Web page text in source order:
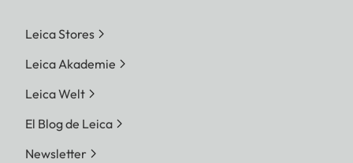
Leica Stores
Leica Akademie
Leica Welt
El Blog de Leica
Newsletter